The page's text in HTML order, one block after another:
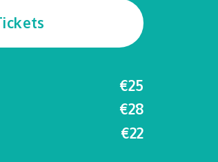
€25
€28
€22